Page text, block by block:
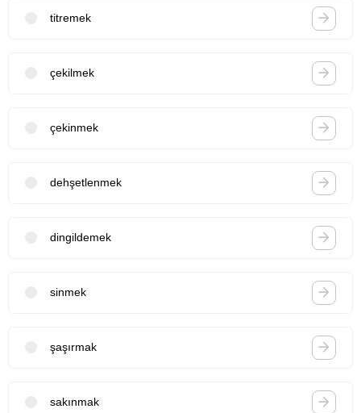
titremek
çekilmek
çekinmek
dehşetlenmek
dingildemek
sinmek
şaşırmak
sakınmak